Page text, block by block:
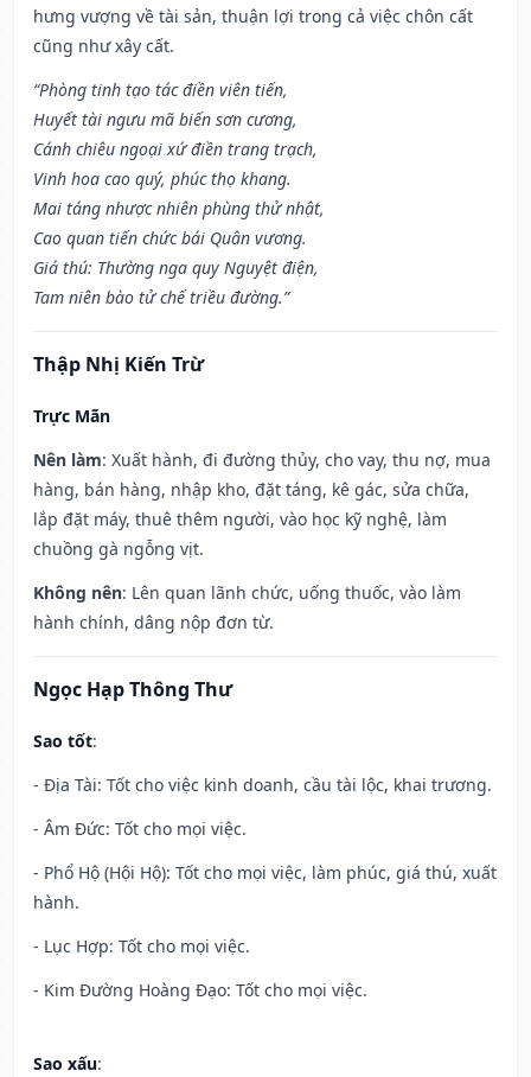
hưng vượng về tài sản, thuận lợi trong cả việc chôn cất
cũng như xây cất.
“Phòng tinh tạo tác điền viên tiến,
Huyết tài ngưu mã biến sơn cương,
Cánh chiêu ngoại xứ điền trang trạch,
Vinh hoa cao quý, phúc thọ khang.
Mai táng nhược nhiên phùng thử nhật,
Cao quan tiến chức bái Quân vương.
Giá thú: Thường nga quy Nguyệt điện,
Tam niên bào tử chế triều đường.”
Thập Nhị Kiến Trừ
Trực Mãn
Nên làm: Xuất hành, đi đường thủy, cho vay, thu nợ, mua
hàng, bán hàng, nhập kho, đặt táng, kê gác, sửa chữa,
lắp đặt máy, thuê thêm người, vào học kỹ nghệ, làm
chuồng gà ngỗng vịt.
Không nên: Lên quan lãnh chức, uống thuốc, vào làm
hành chính, dâng nộp đơn từ.
Ngọc Hạp Thông Thư
Sao tốt:
- Địa Tài: Tốt cho việc kinh doanh, cầu tài lộc, khai trương.
- Âm Đức: Tốt cho mọi việc.
- Phổ Hộ (Hội Hộ): Tốt cho mọi việc, làm phúc, giá thú, xuất
hành.
- Lục Hợp: Tốt cho mọi việc.
- Kim Đường Hoàng Đạo: Tốt cho mọi việc.
Sao xấu: